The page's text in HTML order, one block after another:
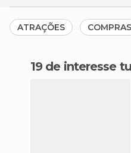
ATRAÇÕES COMPRAS
19 de interesse